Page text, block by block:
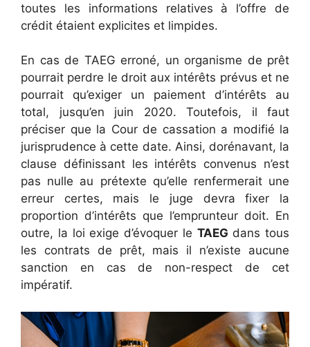
toutes les informations relatives à l’offre de
crédit étaient explicites et limpides.
En cas de TAEG erroné, un organisme de prêt
pourrait perdre le droit aux intérêts prévus et ne
pourrait qu’exiger un paiement d’intérêts au
total, jusqu’en juin 2020. Toutefois, il faut
préciser que la Cour de cassation a modifié la
jurisprudence à cette date. Ainsi, dorénavant, la
clause définissant les intérêts convenus n’est
pas nulle au prétexte qu’elle renfermerait une
erreur certes, mais le juge devra fixer la
proportion d’intérêts que l’emprunteur doit. En
outre, la loi exige d’évoquer le TAEG dans tous
les contrats de prêt, mais il n’existe aucune
sanction en cas de non-respect de cet
impératif.